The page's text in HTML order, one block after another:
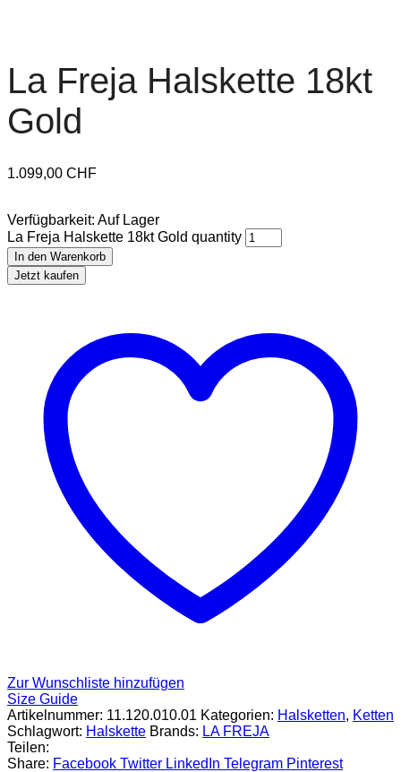
La Freja Halskette 18kt
Gold
1.099,00 CHF
Verfügbarkeit: Auf Lager
La Freja Halskette 18kt Gold quantity
In den Warenkorb
Jetzt kaufen
Zur Wunschliste hinzufügen
Size Guide
Artikelnummer: 11.120.010.01 Kategorien: Halsketten, Ketten
Schlagwort: Halskette Brands: LA FREJA
Teilen:
Share: Facebook Twitter LinkedIn Telegram Pinterest